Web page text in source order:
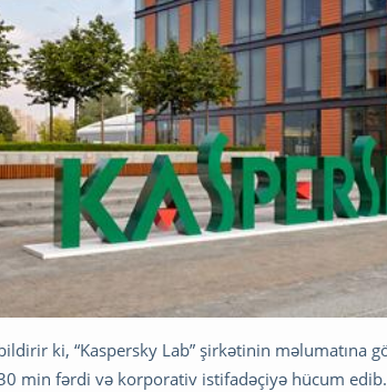
ki, “Kaspersky Lab” şirkətinin məlumatına
min fərdi və korporativ istifadəçiyə hücum